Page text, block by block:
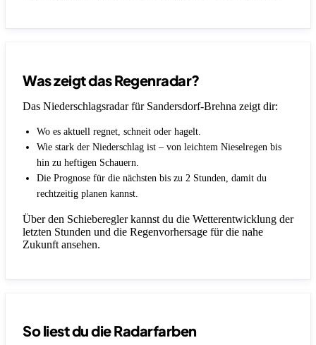
Was zeigt das Regenradar?
Das Niederschlagsradar für Sandersdorf-Brehna zeigt dir:
Wo es aktuell regnet, schneit oder hagelt.
Wie stark der Niederschlag ist – von leichtem Nieselregen bis
hin zu heftigen Schauern.
Die Prognose für die nächsten bis zu 2 Stunden, damit du
rechtzeitig planen kannst.
Über den Schieberegler kannst du die Wetterentwicklung der
letzten Stunden und die Regenvorhersage für die nahe
Zukunft ansehen.
So liest du die Radarfarben